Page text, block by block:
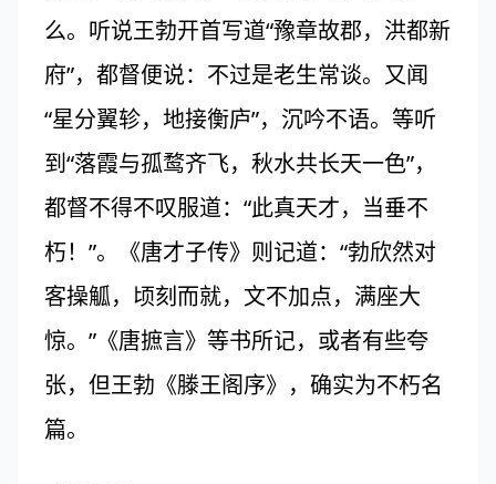
么。听说王勃开首写道“豫章故郡，洪都新
府”，都督便说：不过是老生常谈。又闻
“星分翼轸，地接衡庐”，沉吟不语。等听
到“落霞与孤鹜齐飞，秋水共长天一色”，
都督不得不叹服道：“此真天才，当垂不
朽！”。《唐才子传》则记道：“勃欣然对
客操觚，顷刻而就，文不加点，满座大
惊。”《唐摭言》等书所记，或者有些夸
张，但王勃《滕王阁序》，确实为不朽名
篇。